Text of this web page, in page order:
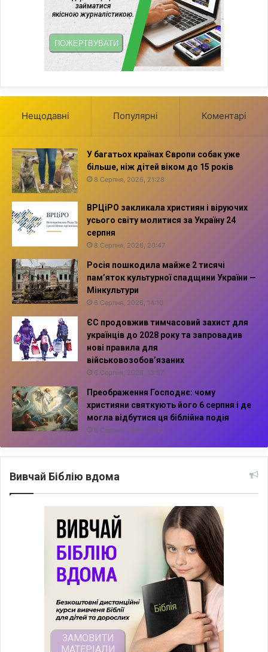
Нещодавні Популярні Коментарі
У багатьох країнах Європи собак уже
більше, ніж дітей віком до 15 років
8 Серпня, 2026, 21:28
ВРЦіРО закликала християн і віруючих
усього світу молитися за Україну 24
серпня
8 Серпня, 2026, 20:47
Росія пошкодила майже 2 тисячі
пам’яток культурної спадщини України —
Мінкультури
6 Серпня, 2026, 14:10
ЄС продовжив тимчасовий захист для
українців до 2028 року та запровадив
нові правила для
військовозобов’язаних
6 Серпня, 2026, 13:57
Преображення Господнє: чому
християни святкують його 6 серпня і де
могла відбутися ця біблійна подія
6 Серпня, 2026, 13:42
Вивчай Біблію вдома